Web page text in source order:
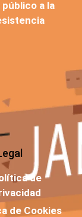
público a la
de
de Cookies